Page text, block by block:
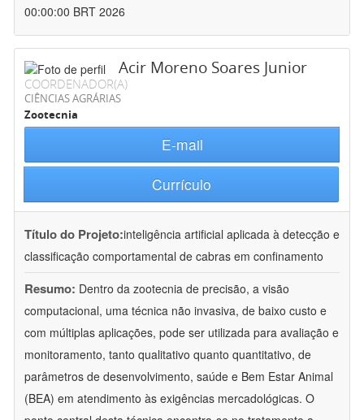
00:00:00 BRT 2026
Acir Moreno Soares Junior
COORDENADOR(A)
CIÊNCIAS AGRÁRIAS
Zootecnia
E-mail
Currículo
Título do Projeto:inteligência artificial aplicada à detecção e
classificação comportamental de cabras em confinamento
Resumo: Dentro da zootecnia de precisão, a visão
computacional, uma técnica não invasiva, de baixo custo e
com múltiplas aplicações, pode ser utilizada para avaliação e
monitoramento, tanto qualitativo quanto quantitativo, de
parâmetros de desenvolvimento, saúde e Bem Estar Animal
(BEA) em atendimento às exigências mercadológicas. O